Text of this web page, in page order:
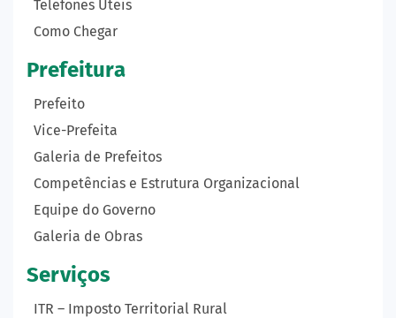
Telefones Úteis
Como Chegar
Prefeitura
Prefeito
Vice-Prefeita
Galeria de Prefeitos
Competências e Estrutura Organizacional
Equipe do Governo
Galeria de Obras
Serviços
ITR – Imposto Territorial Rural